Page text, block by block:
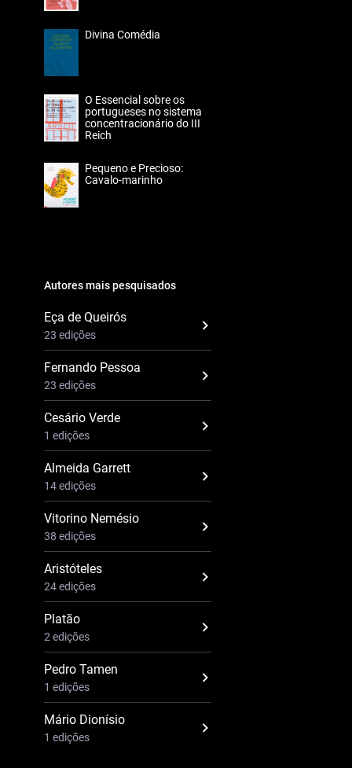
Divina Comédia
O Essencial sobre os
portugueses no sistema
concentracionário do III
Reich
Pequeno e Precioso:
Cavalo-marinho
Autores mais pesquisados
Eça de Queirós
23 edições
Fernando Pessoa
23 edições
Cesário Verde
1 edições
Almeida Garrett
14 edições
Vitorino Nemésio
38 edições
Aristóteles
24 edições
Platão
2 edições
Pedro Tamen
1 edições
Mário Dionísio
1 edições